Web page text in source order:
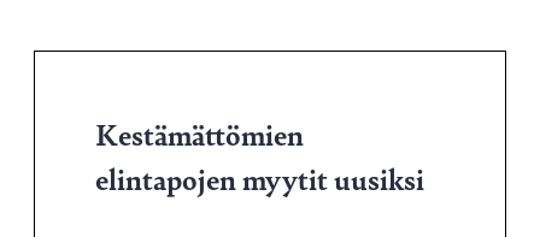
Kestämättömien
elintapojen myytit uusiksi